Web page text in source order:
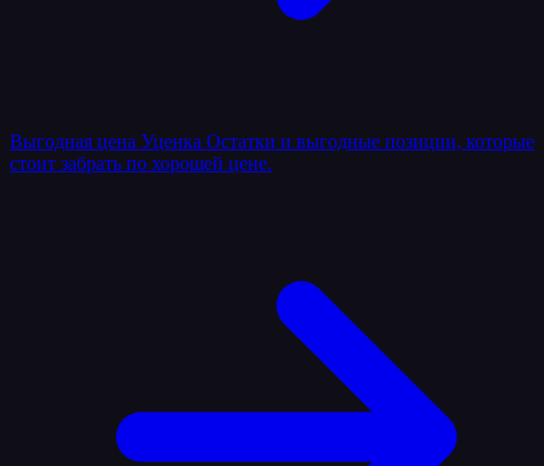
Выгодная цена Уценка Остатки и выгодные позиции, которые
стоит забрать по хорошей цене.